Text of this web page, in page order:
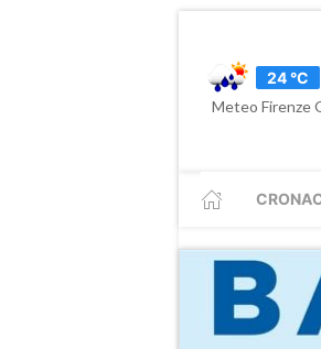
24 °C
Meteo Firenze